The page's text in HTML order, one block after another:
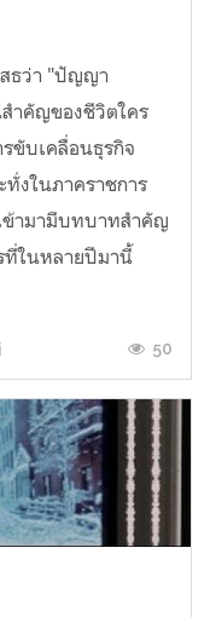
สธว่า "ปัญญา
ำคัญของชีวิตใคร
ขับเคลื่อนธุรกิจ
งในภาคราชการ
ข้ามามีบทบาทสำคัญ
ที่ในหลายปีมานี้
50